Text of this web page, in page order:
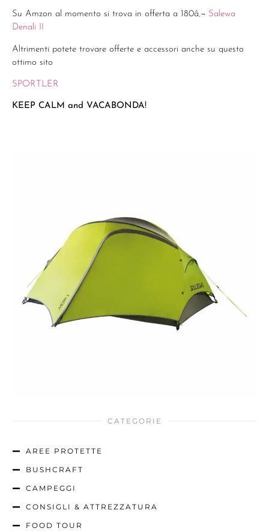
Su Amzon al momento si trova in offerta a 180â‚¬ Salewa
Denali II
Altrimenti potete trovare offerte e accessori anche su questo
ottimo sito
SPORTLER
KEEP CALM and VACABONDA!
CATEGORIE
AREE PROTETTE
BUSHCRAFT
CAMPEGGI
CONSIGLI & ATTREZZATURA
FOOD TOUR